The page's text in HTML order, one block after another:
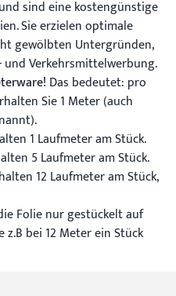
sind eine kostengünstige
Sie erzielen optimale
gewölbten Untergründen,
Verkehrsmittelwerbung.
Das bedeutet: pro
Sie 1 Meter (auch
1 Laufmeter am Stück.
5 Laufmeter am Stück.
12 Laufmeter am Stück,
Folie nur gestückelt auf
z.B bei 12 Meter ein Stück